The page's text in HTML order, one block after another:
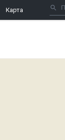
Карта